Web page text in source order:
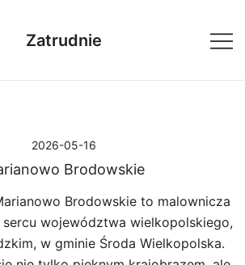
Zatrudnie
2026-05-16
Brodowskie
Brodowskie to malownicza
sercu województwa wielkopolskiego,
w gminie Środa Wielkopolska.